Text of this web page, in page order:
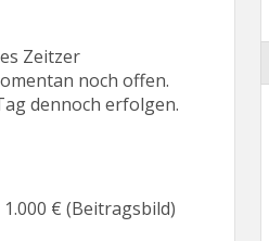
Zeitzer
noch offen.
dennoch erfolgen.
€ (Beitragsbild)